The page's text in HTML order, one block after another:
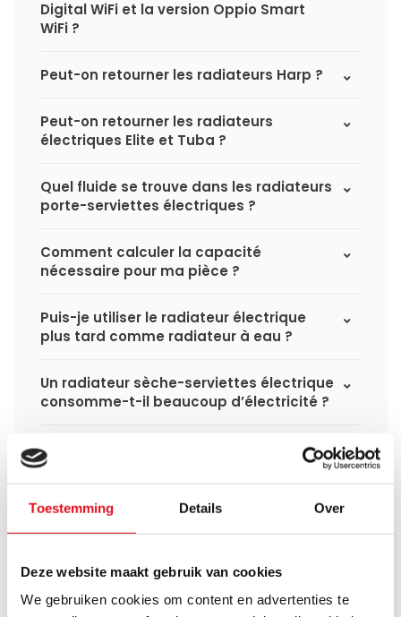
Toestemming Details Over
Deze website maakt gebruik van cookies
We gebruiken cookies om content en advertenties te
Digital WiFi et la version Oppio Smart
WiFi ?
Peut-on retourner les radiateurs Harp ?
Peut-on retourner les radiateurs
électriques Elite et Tuba ?
Quel fluide se trouve dans les radiateurs
porte-serviettes électriques ?
Comment calculer la capacité
nécessaire pour ma pièce ?
Puis-je utiliser le radiateur électrique
plus tard comme radiateur à eau ?
Un radiateur sèche-serviettes électrique
consomme-t-il beaucoup d’électricité ?
Avez-vous une question à propos de se produit.
Simon est heureux de vous aider et peut répondre à
Envoyer un message